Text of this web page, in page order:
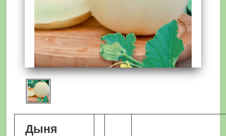
Дыня